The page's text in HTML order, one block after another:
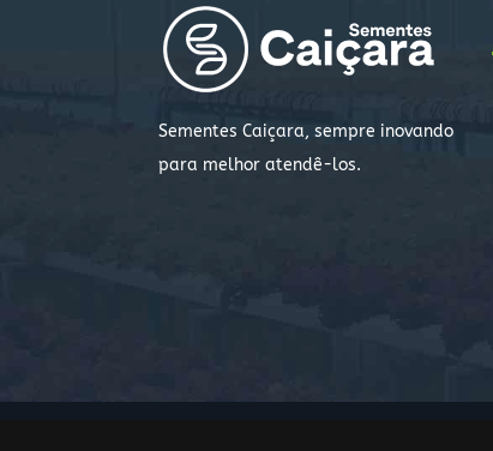
Sementes Caiçara, sempre inovando
para melhor atendê-los.